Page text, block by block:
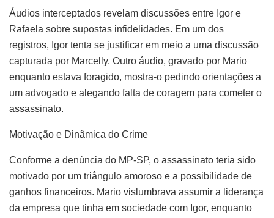
Áudios interceptados revelam discussões entre Igor e
Rafaela sobre supostas infidelidades. Em um dos
registros, Igor tenta se justificar em meio a uma discussão
capturada por Marcelly. Outro áudio, gravado por Mario
enquanto estava foragido, mostra-o pedindo orientações a
um advogado e alegando falta de coragem para cometer o
assassinato.
Motivação e Dinâmica do Crime
Conforme a denúncia do MP-SP, o assassinato teria sido
motivado por um triângulo amoroso e a possibilidade de
ganhos financeiros. Mario vislumbrava assumir a liderança
da empresa que tinha em sociedade com Igor, enquanto